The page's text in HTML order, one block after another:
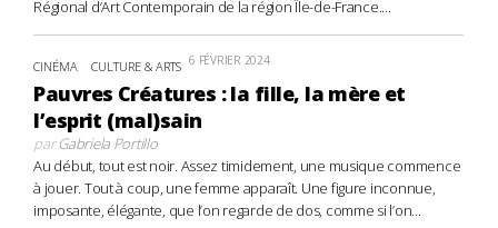
Régional d’Art Contemporain de la région Île-de-France....
CINÉMA CULTURE & ARTS 6 FÉVRIER 2024
Pauvres Créatures : la fille, la mère et
l’esprit (mal)sain
parGabriela Portillo
Au début, tout est noir. Assez timidement, une musique commence
à jouer. Tout à coup, une femme apparaît. Une figure inconnue,
imposante, élégante, que l’on regarde de dos, comme si l’on...